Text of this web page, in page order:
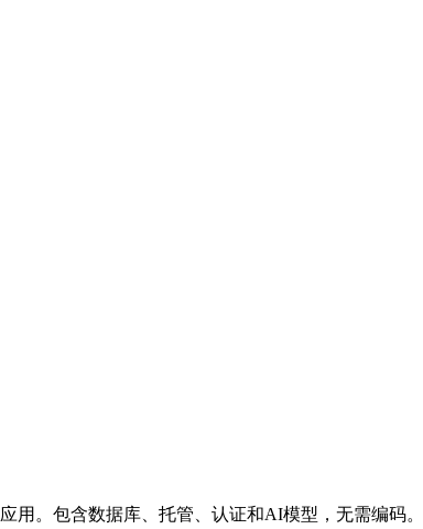
用。包含数据库、托管、认证和AI模型，无需编码。